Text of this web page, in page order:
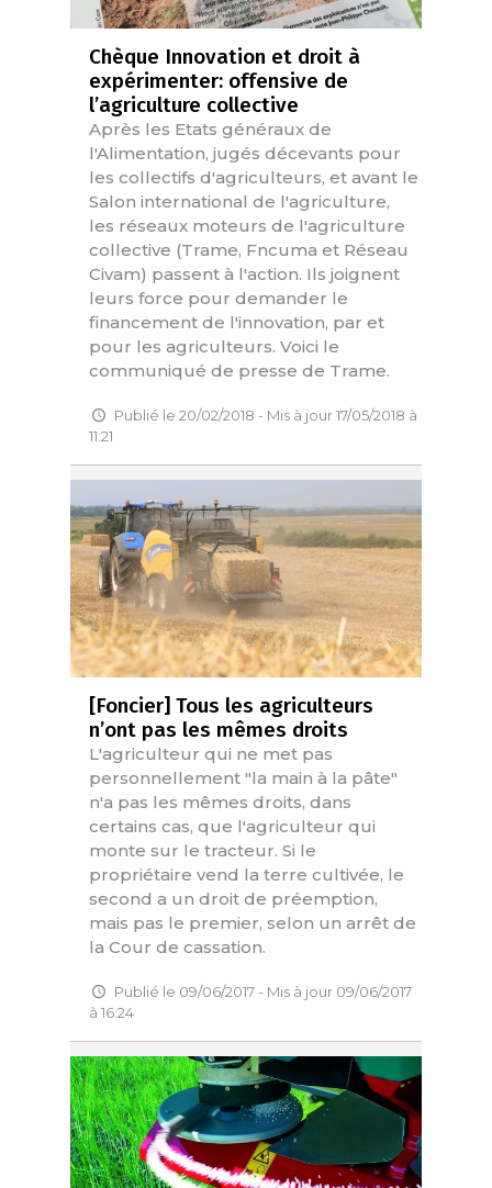
Chèque Innovation et droit à
expérimenter: offensive de
l’agriculture collective
Après les Etats généraux de
l'Alimentation, jugés décevants pour
les collectifs d'agriculteurs, et avant le
Salon international de l'agriculture,
les réseaux moteurs de l'agriculture
collective (Trame, Fncuma et Réseau
Civam) passent à l'action. Ils joignent
leurs force pour demander le
financement de l'innovation, par et
pour les agriculteurs. Voici le
communiqué de presse de Trame.
Publié le 20/02/2018 - Mis à jour 17/05/2018 à
11:21
[Foncier] Tous les agriculteurs
n’ont pas les mêmes droits
L'agriculteur qui ne met pas
personnellement "la main à la pâte"
n'a pas les mêmes droits, dans
certains cas, que l'agriculteur qui
monte sur le tracteur. Si le
propriétaire vend la terre cultivée, le
second a un droit de préemption,
mais pas le premier, selon un arrêt de
la Cour de cassation.
Publié le 09/06/2017 - Mis à jour 09/06/2017
à 16:24